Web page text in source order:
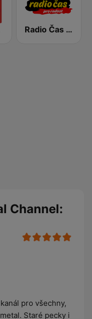
Radio Čas Ostravsko
Channel:
pro všechny,
Staré pecky i